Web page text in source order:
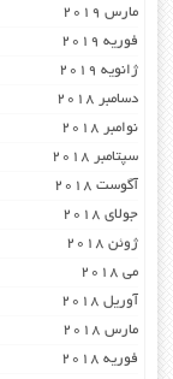
مارس 2019
فوریه 2019
ژانویه 2019
دسامبر 2018
نوامبر 2018
سپتامبر 2018
آگوست 2018
جولای 2018
ژوئن 2018
می 2018
آوریل 2018
مارس 2018
فوریه 2018